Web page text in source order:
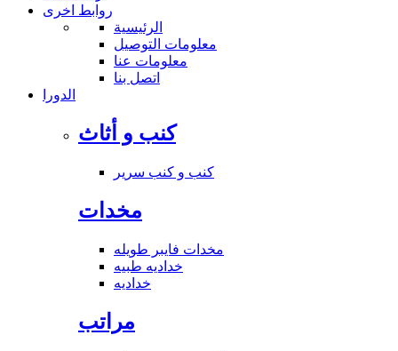
روابط اخرى
الرئيسية
معلومات التوصيل
معلومات عنا
اتصل بنا
الدورا
كنب و أثاث
كنب و كنب سرير
مخدات
مخدات فايبر طويله
خداديه طبيه
خداديه
مراتب